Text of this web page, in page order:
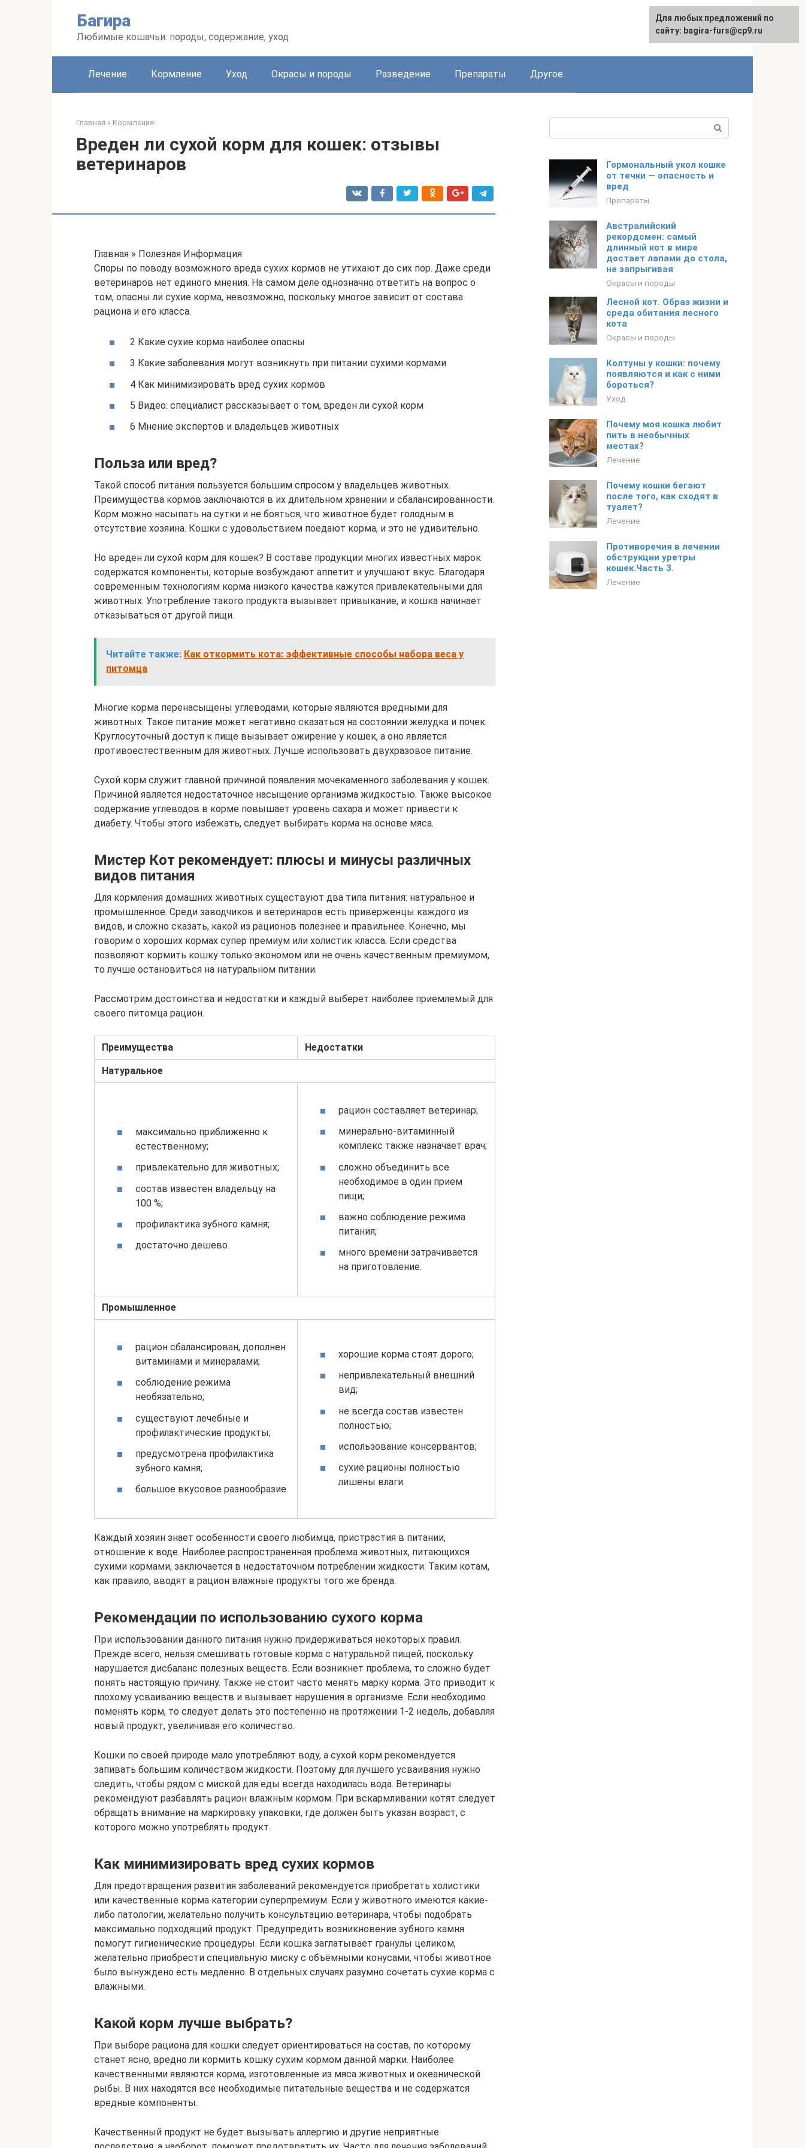
Багира
Любимые кошачьи: породы, содержание, уход
Лечение Кормление Уход Окрасы и породы Разведение Препараты Другое
Главная » Кормление
Вреден ли сухой корм для кошек: отзывы
ветеринаров
Главная » Полезная Информация
Споры по поводу возможного вреда сухих кормов не утихают до сих пор. Даже среди
ветеринаров нет единого мнения. На самом деле однозначно ответить на вопрос о
том, опасны ли сухие корма, невозможно, поскольку многое зависит от состава
рациона и его класса.
2 Какие сухие корма наиболее опасны
3 Какие заболевания могут возникнуть при питании сухими кормами
4 Как минимизировать вред сухих кормов
5 Видео: специалист рассказывает о том, вреден ли сухой корм
6 Мнение экспертов и владельцев животных
Польза или вред?
Такой способ питания пользуется большим спросом у владельцев животных.
Преимущества кормов заключаются в их длительном хранении и сбалансированности.
Корм можно насыпать на сутки и не бояться, что животное будет голодным в
отсутствие хозяина. Кошки с удовольствием поедают корма, и это не удивительно.
Но вреден ли сухой корм для кошек? В составе продукции многих известных марок
содержатся компоненты, которые возбуждают аппетит и улучшают вкус. Благодаря
современным технологиям корма низкого качества кажутся привлекательными для
животных. Употребление такого продукта вызывает привыкание, и кошка начинает
отказываться от другой пищи.
Читайте также: Как откормить кота: эффективные способы набора веса у
питомца
Многие корма перенасыщены углеводами, которые являются вредными для
животных. Такое питание может негативно сказаться на состоянии желудка и почек.
Круглосуточный доступ к пище вызывает ожирение у кошек, а оно является
противоестественным для животных. Лучше использовать двухразовое питание.
Сухой корм служит главной причиной появления мочекаменного заболевания у кошек.
Причиной является недостаточное насыщение организма жидкостью. Также высокое
содержание углеводов в корме повышает уровень сахара и может привести к
диабету. Чтобы этого избежать, следует выбирать корма на основе мяса.
Мистер Кот рекомендует: плюсы и минусы различных
видов питания
Для кормления домашних животных существуют два типа питания: натуральное и
промышленное. Среди заводчиков и ветеринаров есть приверженцы каждого из
видов, и сложно сказать, какой из рационов полезнее и правильнее. Конечно, мы
говорим о хороших кормах супер премиум или холистик класса. Если средства
позволяют кормить кошку только экономом или не очень качественным премиумом,
то лучше остановиться на натуральном питании.
Рассмотрим достоинства и недостатки и каждый выберет наиболее приемлемый для
своего питомца рацион.
Преимущества Недостатки
Натуральное
максимально приближенно к
естественному;
привлекательно для животных;
состав известен владельцу на
100 %;
профилактика зубного камня;
достаточно дешево.
рацион составляет ветеринар;
минерально-витаминный
комплекс также назначает врач;
сложно объединить все
необходимое в один прием
пищи;
важно соблюдение режима
питания;
много времени затрачивается
на приготовление.
Промышленное
рацион сбалансирован, дополнен
витаминами и минералами;
соблюдение режима
необязательно;
существуют лечебные и
профилактические продукты;
предусмотрена профилактика
зубного камня;
большое вкусовое разнообразие.
хорошие корма стоят дорого;
непривлекательный внешний
вид;
не всегда состав известен
полностью;
использование консервантов;
сухие рационы полностью
лишены влаги.
Каждый хозяин знает особенности своего любимца, пристрастия в питании,
отношение к воде. Наиболее распространенная проблема животных, питающихся
сухими кормами, заключается в недостаточном потреблении жидкости. Таким котам,
как правило, вводят в рацион влажные продукты того же бренда.
Рекомендации по использованию сухого корма
При использовании данного питания нужно придерживаться некоторых правил.
Прежде всего, нельзя смешивать готовые корма с натуральной пищей, поскольку
нарушается дисбаланс полезных веществ. Если возникнет проблема, то сложно будет
понять настоящую причину. Также не стоит часто менять марку корма. Это приводит к
плохому усваиванию веществ и вызывает нарушения в организме. Если необходимо
поменять корм, то следует делать это постепенно на протяжении 1-2 недель, добавляя
новый продукт, увеличивая его количество.
Кошки по своей природе мало употребляют воду, а сухой корм рекомендуется
запивать большим количеством жидкости. Поэтому для лучшего усваивания нужно
следить, чтобы рядом с миской для еды всегда находилась вода. Ветеринары
рекомендуют разбавлять рацион влажным кормом. При вскармливании котят следует
обращать внимание на маркировку упаковки, где должен быть указан возраст, с
которого можно употреблять продукт.
Как минимизировать вред сухих кормов
Для предотвращения развития заболеваний рекомендуется приобретать холистики
или качественные корма категории суперпремиум. Если у животного имеются какие-
либо патологии, желательно получить консультацию ветеринара, чтобы подобрать
максимально подходящий продукт. Предупредить возникновение зубного камня
помогут гигиенические процедуры. Если кошка заглатывает гранулы целиком,
желательно приобрести специальную миску с объёмными конусами, чтобы животное
было вынуждено есть медленно. В отдельных случаях разумно сочетать сухие корма с
влажными.
Какой корм лучше выбрать?
При выборе рациона для кошки следует ориентироваться на состав, по которому
станет ясно, вредно ли кормить кошку сухим кормом данной марки. Наиболее
качественными являются корма, изготовленные из мяса животных и океанической
рыбы. В них находятся все необходимые питательные вещества и не содержатся
вредные компоненты.
Качественный продукт не будет вызывать аллергию и другие неприятные
Гормональный укол кошке
от течки — опасность и
вред
Препараты
Австралийский
рекордсмен: самый
длинный кот в мире
достает лапами до стола,
не запрыгивая
Окрасы и породы
Лесной кот. Образ жизни и
среда обитания лесного
кота
Окрасы и породы
Колтуны у кошки: почему
появляются и как с ними
бороться?
Уход
Почему моя кошка любит
пить в необычных
местах?
Лечение
Почему кошки бегают
после того, как сходят в
туалет?
Лечение
Противоречия в лечении
обструкции уретры
кошек.Часть 3.
Лечение
Для любых предложений по
сайту: bagira-furs@cp9.ru